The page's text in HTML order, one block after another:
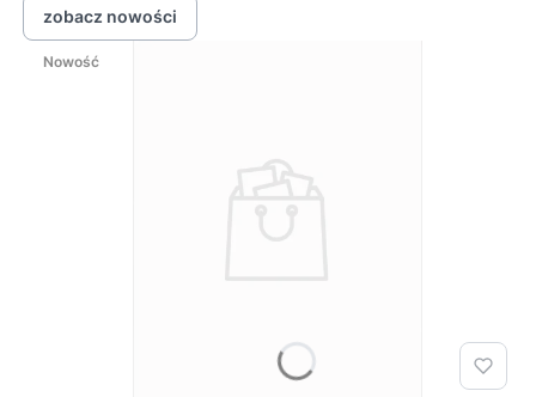
zobacz nowości
Nowość